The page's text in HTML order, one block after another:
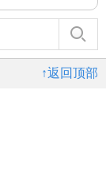
↑返回顶部